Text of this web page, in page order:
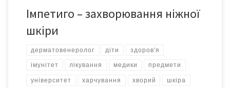
Імпетиго – захворювання ніжної
шкіри
дерматовенеролог діти здоров'я
імунітет лікування медики предмети
університет харчування хворий шкіра